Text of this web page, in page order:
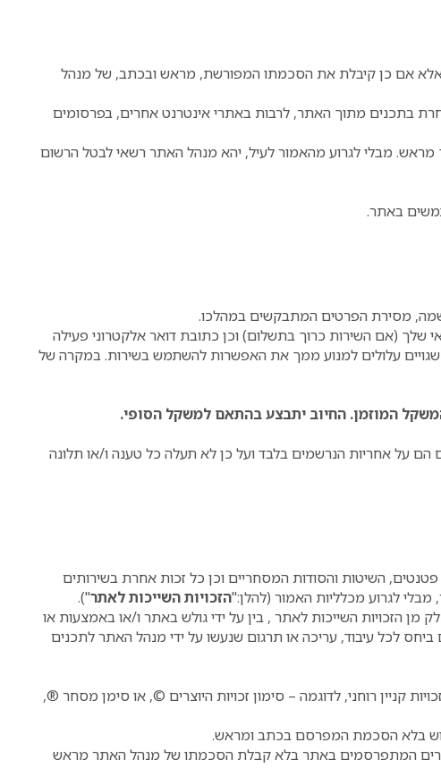
אם כן קיבלת את הסכמתו המפורשת, מראש ובכתב, של מנהל
בתכנים מתוך האתר, לרבות באתרי אינטרנט אחרים, בפרסומים
מראש. מבלי לגרוע מהאמור לעיל, יהא מנהל האתר רשאי לבטל הרשום
באתר.
מסירת הפרטים המתבקשים במהלכו.
(אם השירות כרוך בתשלום) וכן כתובת דואר אלקטרוני פעילה
עלולים למנוע ממך את האפשרות להשתמש בשירות. במקרה של
המוזמן. החיוב יתבצע בהתאם למשקל הסופי.
הם על אחריות הנרשמים בלבד ועל כן לא תעלה כל טענה ו/או תלונה
פטנטים, השיטות והסודות המסחריים וכן כל זכות אחרת בשירותים
לגרוע מכלליות האמור (להלן:"הזכויות השייכות לאתר").
מן הזכויות השייכות לאתר , בין על ידי גולש באתר ו/או באמצעות או
לכל עיבוד, עריכה או תרגום שנעשו על ידי מנהל האתר לתכנים
קניין רוחני, לדוגמה – סימון זכויות היוצרים ©, או סימן מסחר ®,
בלא הסכמת המפרסם בכתב ומראש.
המתפרסמים באתר בלא קבלת הסכמתו של מנהל האתר מראש